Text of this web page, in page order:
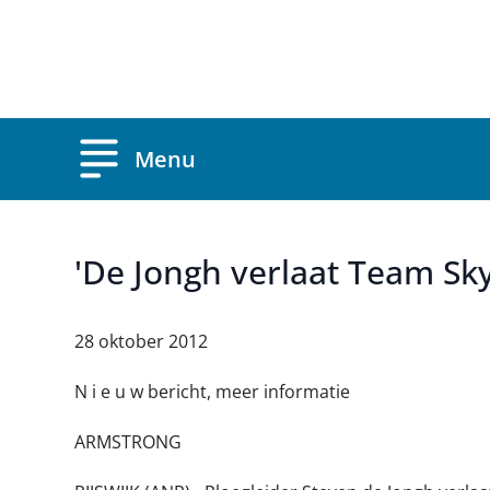
Menu
'De Jongh verlaat Team
28 oktober 2012
N i e u w bericht, meer informatie
ARMSTRONG